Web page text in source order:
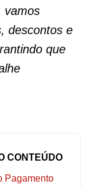
vamos
descontos e
que
CONTEÚDO
Pagamento